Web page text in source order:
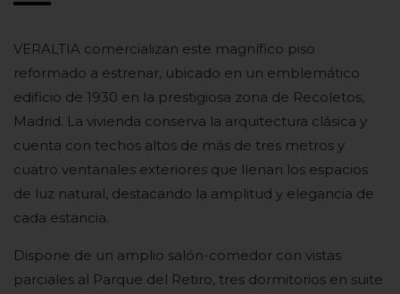
VERALTIA comercializan este magnífico piso
reformado a estrenar, ubicado en un emblemático
edificio de 1930 en la prestigiosa zona de Recoletos,
Madrid. La vivienda conserva la arquitectura clásica y
cuenta con techos altos de más de tres metros y
cuatro ventanales exteriores que llenan los espacios
de luz natural, destacando la amplitud y elegancia de
cada estancia.
Dispone de un amplio salón-comedor con vistas
parciales al Parque del Retiro, tres dormitorios en suite